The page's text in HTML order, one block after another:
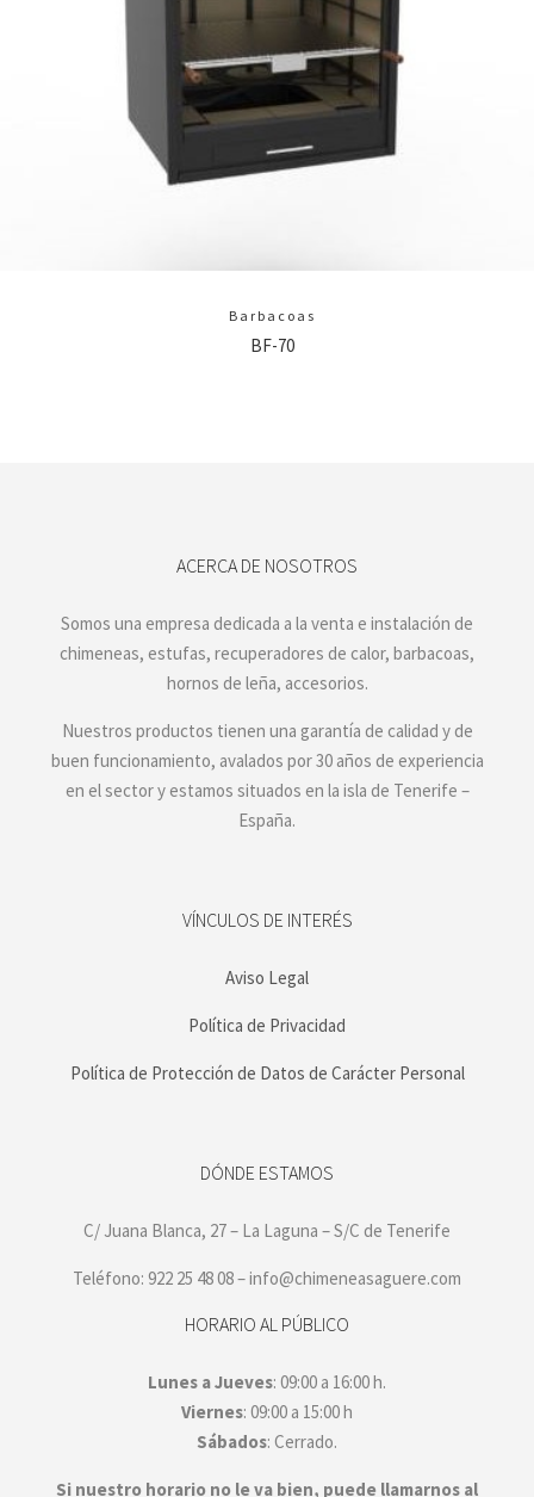
Barbacoas
BF-70
ACERCA DE NOSOTROS
Somos una empresa dedicada a la venta e instalación de
chimeneas, estufas, recuperadores de calor, barbacoas,
hornos de leña, accesorios.
Nuestros productos tienen una garantía de calidad y de
buen funcionamiento, avalados por 30 años de experiencia
en el sector y estamos situados en la isla de Tenerife –
España.
VÍNCULOS DE INTERÉS
Aviso Legal
Política de Privacidad
Política de Protección de Datos de Carácter Personal
DÓNDE ESTAMOS
C/ Juana Blanca, 27 – La Laguna – S/C de Tenerife
Teléfono: 922 25 48 08 – info@chimeneasaguere.com
HORARIO AL PÚBLICO
Lunes a Jueves: 09:00 a 16:00 h.
Viernes: 09:00 a 15:00 h
Sábados: Cerrado.
Si nuestro horario no le va bien, puede llamarnos al